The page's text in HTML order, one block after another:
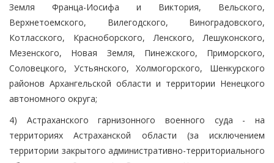
Земля Франца-Иосифа и Виктория, Вельского,
Верхнетоемского, Вилегодского, Виноградовского,
Котласского, Красноборского, Ленского, Лешуконского,
Мезенского, Новая Земля, Пинежского, Приморского,
Соловецкого, Устьянского, Холмогорского, Шенкурского
районов Архангельской области и территории Ненецкого
автономного округа;
4) Астраханского гарнизонного военного суда - на
территориях Астраханской области (за исключением
территории закрытого административно-территориального